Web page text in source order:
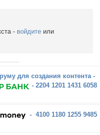
- войдите или
для создания контента -
- 2204 1201 1431 6058
- 4100 1180 1255 9485